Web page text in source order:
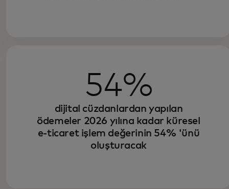
54%
dijital cüzdanlardan yapılan
ödemeler 2026 yılına kadar küresel
e-ticaret işlem değerinin 54% 'ünü
oluşturacak